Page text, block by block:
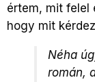
értem, mit felel
hogy mit
Néha
román,